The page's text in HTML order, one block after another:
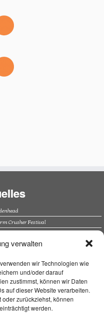
verwalten
wir Technologien wie
und/oder darauf
zustimmst, können wir Daten
auf dieser Website verarbeiten.
zurückziehst, können
werden.
Crusher Festival